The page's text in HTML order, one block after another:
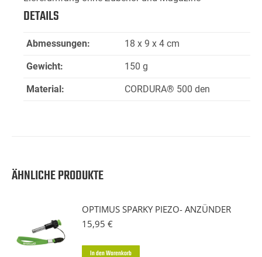
DETAILS
Abmessungen: 18 x 9 x 4 cm
Gewicht: 150 g
Material: CORDURA® 500 den
ÄHNLICHE PRODUKTE
OPTIMUS SPARKY PIEZO- ANZÜNDER
15,95 €
In den Warenkorb